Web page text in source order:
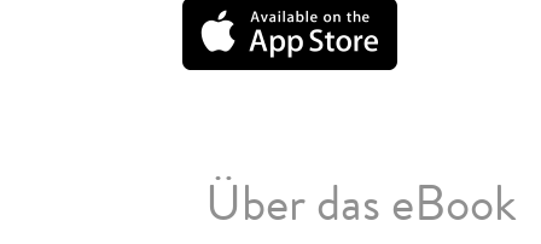
Über das eBook